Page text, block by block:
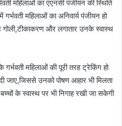
महिलाओं का एएनसी पंजीयन की स्थिति
महिलाओं का अनिवार्य पंजीयन हो
और लगातार उनके स्वास्थ
महिलाओं की पूरी तरह ट्रेकिंग हो
जाए,जिससे उनको पोषण आहार भी मिलता
के स्वास्थ पर भी निगाह रखी जा सकेगी